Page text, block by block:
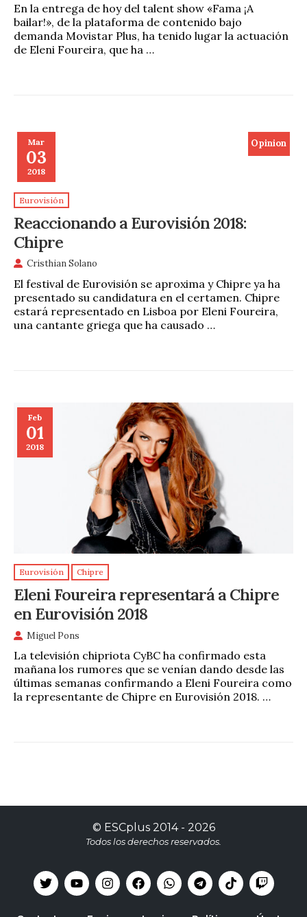
En la entrega de hoy del talent show «Fama ¡A
bailar!», de la plataforma de contenido bajo
demanda Movistar Plus, ha tenido lugar la actuación
de Eleni Foureira, que ha …
Mar
03
2018
Opinion
Eurovisión
Reaccionando a Eurovisión 2018:
Chipre
Cristhian Solano
El festival de Eurovisión se aproxima y Chipre ya ha
presentado su candidatura en el certamen. Chipre
estará representado en Lisboa por Eleni Foureira,
una cantante griega que ha causado …
Feb
01
2018
Eurovisión Chipre
Eleni Foureira representará a Chipre
en Eurovisión 2018
Miguel Pons
La televisión chipriota CyBC ha confirmado esta
mañana los rumores que se venían dando desde las
últimas semanas confirmando a Eleni Foureira como
la representante de Chipre en Eurovisión 2018. …
© ESCplus2014 - 2026
Todos los derechos reservados.